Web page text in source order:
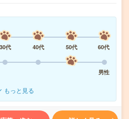
30代 40代 50代
60代
男性
もっと見る